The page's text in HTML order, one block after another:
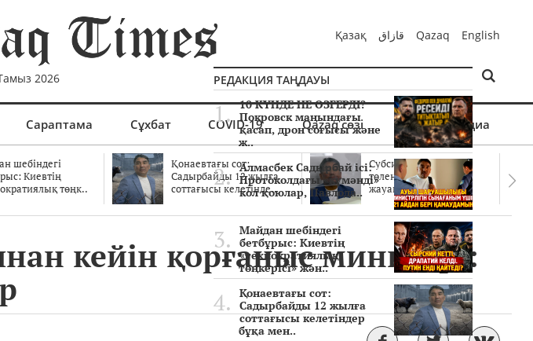
2026
Қазақ قازاق Qazaq English
Сараптама Сұхбат COVID-19 Qazaq сөзі Мультимедиа
шебіндегі
Киевтің
төңк..
Қонаевтағы сот:
Садырбайды 12 жылға
соттағысы келетінде..
Субсидиялар заңды
төленген бе? Соттағы
жауаптар айыптау..
кейін қорғаныс министрі:
РЕДАКЦИЯ ТАҢДАУЫ
10 КҮНДЕ НЕ ӨЗГЕРДІ?
Покровск маңындағы
қасап, дрон соғысы және
ж..
Алмасбек Садырбай ісі:
Протоколдағы «күмәнді»
кол қоюлар, Павлода..
Майдан шебіндегі
бетбұрыс: Киевтің
«технократиялық
төңкерісі» жән..
Қонаевтағы сот:
Садырбайды 12 жылға
соттағысы келетіндер
бұқа мен..